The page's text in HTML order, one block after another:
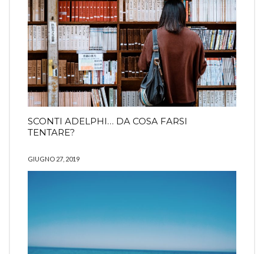
SCONTI ADELPHI… DA COSA FARSI
TENTARE?
GIUGNO 27, 2019